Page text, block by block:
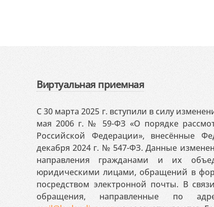
Виртуальная приемная
С 30 марта 2025 г. вступили в силу
мая 2006 г. № 59-ФЗ «О порядке
Российской Федерации», внесённые
декабря 2024 г. № 547-ФЗ. Данные
направления гражданами и их
юридическими лицами, обращений в
посредством электронной почты. В
обращения, направленные по